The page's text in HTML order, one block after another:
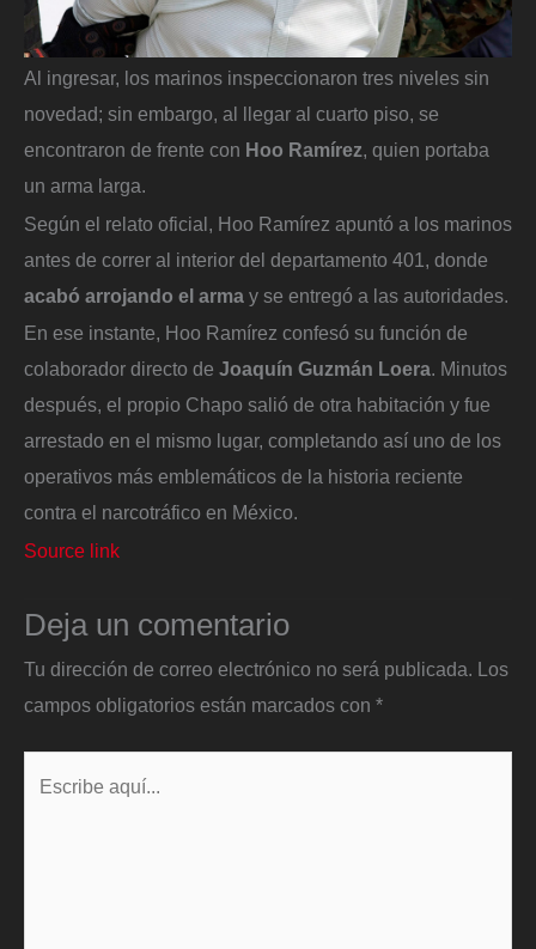
Al ingresar, los marinos inspeccionaron tres niveles sin
novedad; sin embargo, al llegar al cuarto piso, se
encontraron de frente con Hoo Ramírez, quien portaba
un arma larga.
Según el relato oficial, Hoo Ramírez apuntó a los marinos
antes de correr al interior del departamento 401, donde
acabó arrojando el arma y se entregó a las autoridades.
En ese instante, Hoo Ramírez confesó su función de
colaborador directo de Joaquín Guzmán Loera. Minutos
después, el propio Chapo salió de otra habitación y fue
arrestado en el mismo lugar, completando así uno de los
operativos más emblemáticos de la historia reciente
contra el narcotráfico en México.
Source link
Deja un comentario
Tu dirección de correo electrónico no será publicada. Los
campos obligatorios están marcados con *